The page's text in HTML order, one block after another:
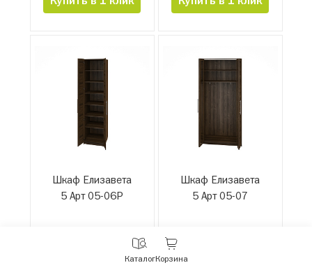
Шкаф Елизавета
5 Арт 05-06Р
39 120 руб.
Шкаф Елизавета
5 Арт 05-07
55 330 руб.
КаталогКорзина